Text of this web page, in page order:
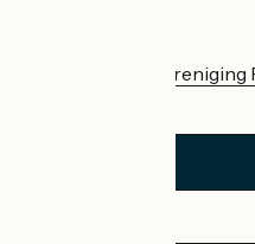
De nationale